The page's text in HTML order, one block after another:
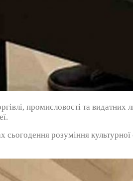
промисловості та
розуміння культурної